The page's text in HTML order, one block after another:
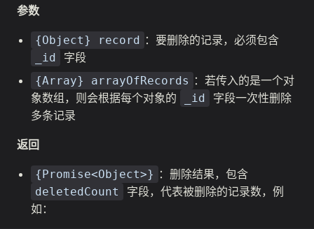
参数
{Object} record ：要删除的记录，必须包含
_id 字段
{Array} arrayOfRecords ：若传入的是一个对
象数组，则会根据每个对象的
_id
字段一次性删除
多条记录
返回
{Promise<Object>} ：删除结果，包含
deletedCount
字段，代表被删除的记录数，例
如：